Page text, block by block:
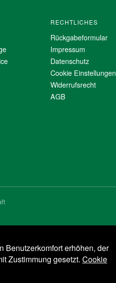
RECHTLICHES
Rückgabeformular
Impressum
Datenschutz
Cookie Einstellungen
Widerrufsrecht
AGB
Benutzerkomfort erhöhen, der
Zustimmung gesetzt. Cookie